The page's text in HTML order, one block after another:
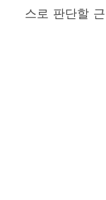
스로 판단할